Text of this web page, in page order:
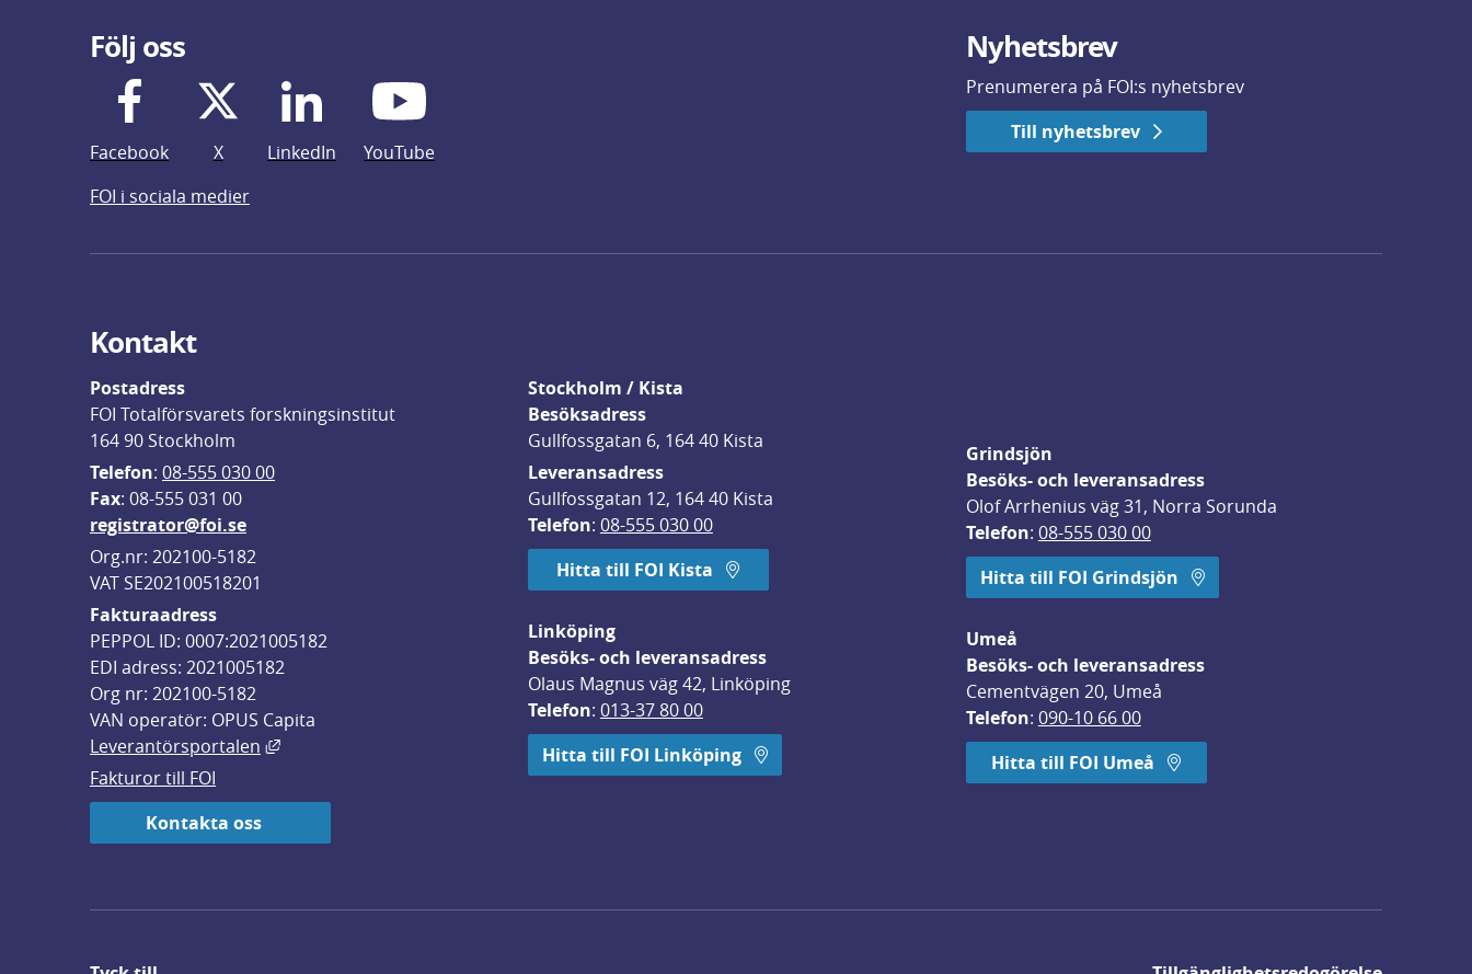
Följ oss
Facebook X LinkedIn
YouTube
FOI i sociala medier
Nyhetsbrev
Prenumerera på FOI:s nyhetsbrev
Till nyhetsbrev
Kontakt
Postadress
FOI Totalförsvarets forskningsinstitut
164 90 Stockholm
Telefon: 08-555 030 00
Fax: 08-555 031 00
registrator@foi.se
Org.nr: 202100-5182
VAT SE202100518201
Fakturaadress
PEPPOL ID: 0007:2021005182
EDI adress: 2021005182
Org nr: 202100-5182
VAN operatör: OPUS Capita
Leverantörsportalen
Länk till annan webbplats, öppnas i nytt fönster.
Fakturor till FOI
Kontakta oss
Stockholm / Kista
Besöksadress
Gullfossgatan 6, 164 40 Kista
Leveransadress
Gullfossgatan 12, 164 40 Kista
Telefon: 08-555 030 00
Hitta till FOI Kista
Linköping
Besöks- och leveransadress
Olaus Magnus väg 42, Linköping
Telefon: 013-37 80 00
Hitta till FOI Linköping
Grindsjön
Besöks- och leveransadress
Olof Arrhenius väg 31, Norra Sorunda
Telefon: 08-555 030 00
Hitta till FOI Grindsjön
Umeå
Besöks- och leveransadress
Cementvägen 20, Umeå
Telefon: 090-10 66 00
Hitta till FOI Umeå